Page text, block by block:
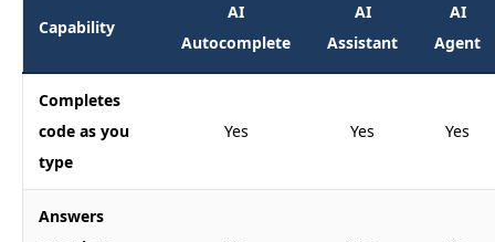
Capability
AI
Autocomplete
AI
Assistant
AI
Agent
Completes
code as you
type
Yes Yes Yes
Answers